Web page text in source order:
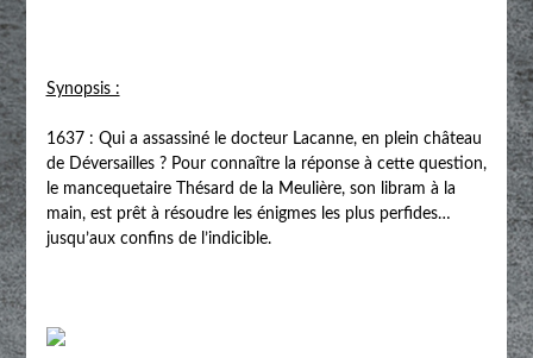
Synopsis :
1637 : Qui a assassiné le docteur Lacanne, en plein château
de Déversailles ? Pour connaître la réponse à cette question,
le mancequetaire Thésard de la Meulière, son libram à la
main, est prêt à résoudre les énigmes les plus perfides…
jusqu’aux confins de l’indicible.